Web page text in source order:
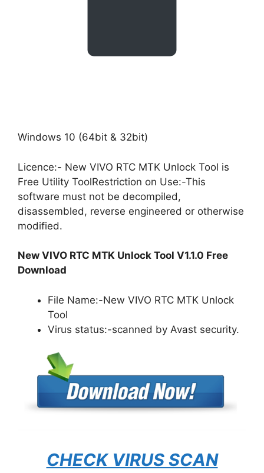
Windows 10 (64bit & 32bit)
Licence:- New VIVO RTC MTK Unlock Tool is
Free Utility ToolRestriction on Use:-This
software must not be decompiled,
disassembled, reverse engineered or otherwise
modified.
New VIVO RTC MTK Unlock Tool V1.1.0 Free
Download
File Name:-New VIVO RTC MTK Unlock
Tool
Virus status:-scanned by Avast security.
CHECK VIRUS SCAN